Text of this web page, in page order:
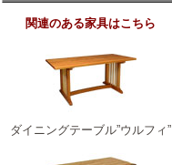
関連のある家具はこちら
ダイニングテーブル”ウルフィ”